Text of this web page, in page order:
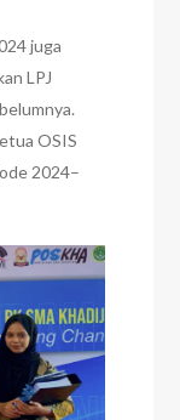
juga
LPJ
OSIS
2024–